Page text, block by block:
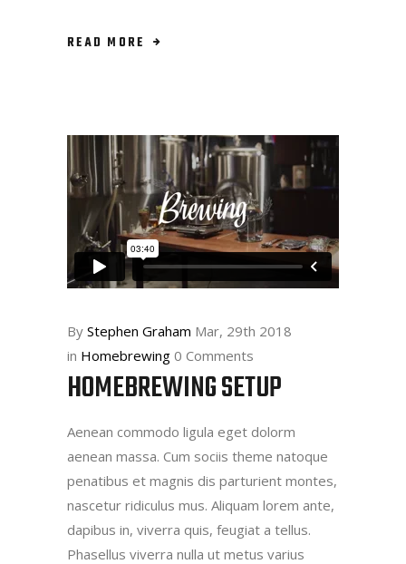
READ MORE
By Stephen Graham Mar, 29th 2018
in Homebrewing 0 Comments
HOMEBREWING SETUP
Aenean commodo ligula eget dolorm
aenean massa. Cum sociis theme natoque
penatibus et magnis dis parturient montes,
nascetur ridiculus mus. Aliquam lorem ante,
dapibus in, viverra quis, feugiat a tellus.
Phasellus viverra nulla ut metus varius